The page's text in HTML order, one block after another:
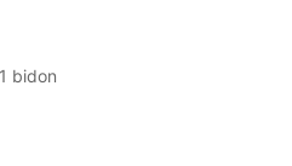
bidon